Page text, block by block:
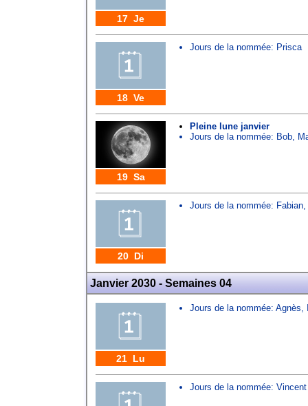
17 Je
18 Ve
Jours de la nommée: Prisca
19 Sa
Pleine lune janvier
Jours de la nommée: Bob,
20 Di
Jours de la nommée: Fabian,
Janvier 2030 - Semaines 04
21 Lu
Jours de la nommée: Agnès,
Jours de la nommée: Vincent